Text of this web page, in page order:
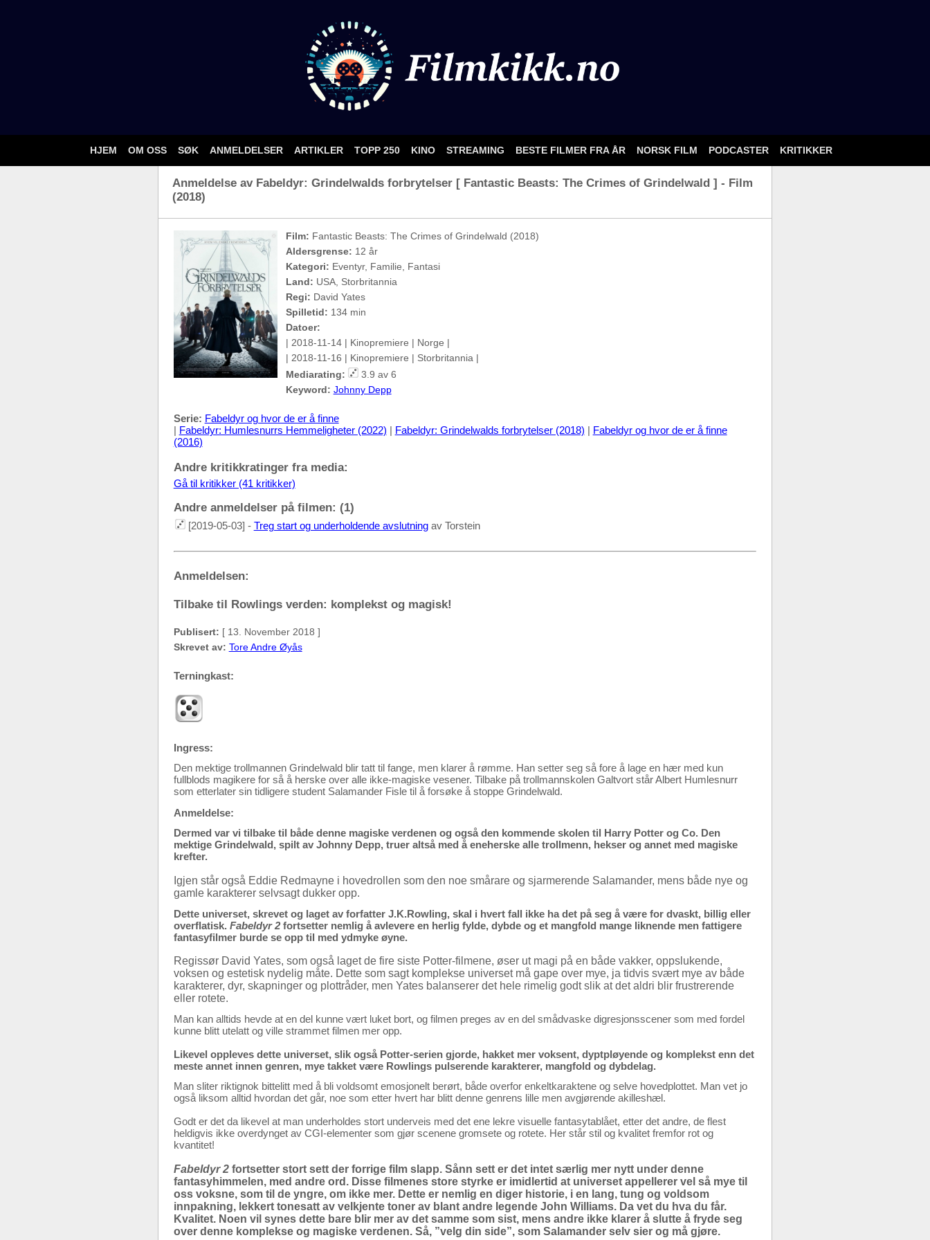
HJEM OM OSS SØK ANMELDELSER ARTIKLER TOPP 250 KINO STREAMING BESTE FILMER FRA ÅR NORSK FILM PODCASTER KRITIKKER
Anmeldelse av Fabeldyr: Grindelwalds forbrytelser [ Fantastic Beasts: The Crimes of Grindelwald ] - Film
(2018)
Film: Fantastic Beasts: The Crimes of Grindelwald (2018)
Aldersgrense: 12 år
Kategori: Eventyr, Familie, Fantasi
Land: USA, Storbritannia
Regi: David Yates
Spilletid: 134 min
Datoer:
| 2018-11-14 | Kinopremiere | Norge |
| 2018-11-16 | Kinopremiere | Storbritannia |
Mediarating:
3.9 av 6
Keyword: Johnny Depp
Serie: Fabeldyr og hvor de er å finne
| Fabeldyr: Humlesnurrs Hemmeligheter (2022) | Fabeldyr: Grindelwalds forbrytelser (2018) | Fabeldyr og hvor de er å finne
(2016)
Andre kritikkratinger fra media:
Gå til kritikker (41 kritikker)
Andre anmeldelser på filmen: (1)
[2019-05-03] - Treg start og underholdende avslutningav Torstein
Anmeldelsen:
Tilbake til Rowlings verden: komplekst og magisk!
Publisert: [ 13. November 2018 ]
Skrevet av: Tore Andre Øyås
Terningkast:
Ingress:
Den mektige trollmannen Grindelwald blir tatt til fange, men klarer å rømme. Han setter seg så fore å lage en hær med kun
fullblods magikere for så å herske over alle ikke-magiske vesener. Tilbake på trollmannskolen Galtvort står Albert Humlesnurr
som etterlater sin tidligere student Salamander Fisle til å forsøke å stoppe Grindelwald.
Anmeldelse:
Dermed var vi tilbake til både denne magiske verdenen og også den kommende skolen til Harry Potter og Co. Den
mektige Grindelwald, spilt av Johnny Depp, truer altså med å eneherske alle trollmenn, hekser og annet med magiske
krefter.
Igjen står også Eddie Redmayne i hovedrollen som den noe smårare og sjarmerende Salamander, mens både nye og
gamle karakterer selvsagt dukker opp.
Dette universet, skrevet og laget av forfatter J.K.Rowling, skal i hvert fall ikke ha det på seg å være for dvaskt, billig eller
overflatisk. Fabeldyr 2fortsetter nemlig å avlevere en herlig fylde, dybde og et mangfold mange liknende men fattigere
fantasyfilmer burde se opp til med ydmyke øyne.
Regissør David Yates, som også laget de fire siste Potter-filmene, øser ut magi på en både vakker, oppslukende,
voksen og estetisk nydelig måte. Dette som sagt komplekse universet må gape over mye, ja tidvis svært mye av både
karakterer, dyr, skapninger og plottråder, men Yates balanserer det hele rimelig godt slik at det aldri blir frustrerende
eller rotete.
Man kan alltids hevde at en del kunne vært luket bort, og filmen preges av en del smådvaske digresjonsscener som med fordel
kunne blitt utelatt og ville strammet filmen mer opp.
Likevel oppleves dette universet, slik også Potter-serien gjorde, hakket mer voksent, dyptpløyende og komplekst enn det
meste annet innen genren, mye takket være Rowlings pulserende karakterer, mangfold og dybdelag.
Man sliter riktignok bittelitt med å bli voldsomt emosjonelt berørt, både overfor enkeltkaraktene og selve hovedplottet. Man vet jo
også liksom alltid hvordan det går, noe som etter hvert har blitt denne genrens lille men avgjørende akilleshæl.
Godt er det da likevel at man underholdes stort underveis med det ene lekre visuelle fantasytablået, etter det andre, de flest
heldigvis ikke overdynget av CGI-elementer som gjør scenene gromsete og rotete. Her står stil og kvalitet fremfor rot og
kvantitet!
Fabeldyr 2fortsetter stort sett der forrige film slapp. Sånn sett er det intet særlig mer nytt under denne
fantasyhimmelen, med andre ord. Disse filmenes store styrke er imidlertid at universet appellerer vel så mye til
oss voksne, som til de yngre, om ikke mer. Dette er nemlig en diger historie, i en lang, tung og voldsom
innpakning, lekkert tonesatt av velkjente toner av blant andre legende John Williams. Da vet du hva du får.
Kvalitet. Noen vil synes dette bare blir mer av det samme som sist, mens andre ikke klarer å slutte å fryde seg
over denne komplekse og magiske verdenen. Så, ”velg din side”, som Salamander selv sier og må gjøre.